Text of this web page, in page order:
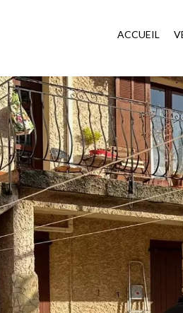
ACCUEIL